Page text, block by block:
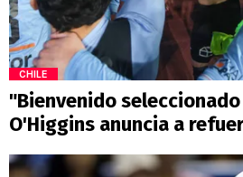
CHILE
"Bienvenido
O'Higgins anuncia a